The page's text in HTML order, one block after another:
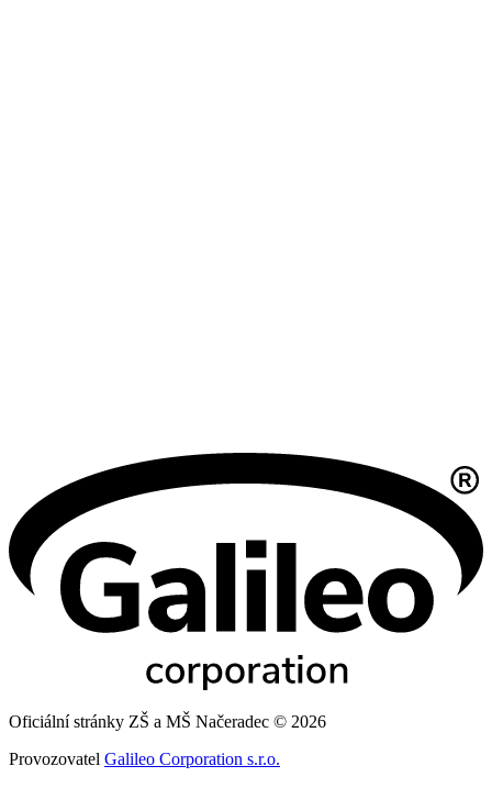
Oficiální stránky ZŠ a MŠ Načeradec © 2026
Provozovatel Galileo Corporation s.r.o.